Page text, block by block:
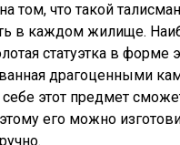
том, что такой
в каждом жилище.
статуэтка в форме
драгоценными
себе этот предмет
его можно